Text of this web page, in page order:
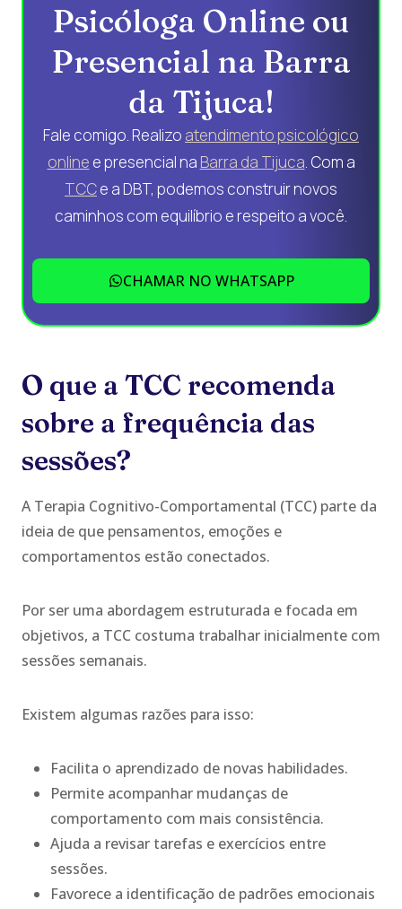
Psicóloga Online ou
Presencial na Barra
da Tijuca!
Fale comigo. Realizo atendimento psicológico
online e presencial na Barra da Tijuca . Com a
TCCe a DBT, podemos construir novos
caminhos com equilíbrio e respeito a você.
CHAMAR NO WHATSAPP
O que a TCC recomenda
sobre a frequência das
sessões?
A Terapia Cognitivo-Comportamental (TCC) parte da
ideia de que pensamentos, emoções e
comportamentos estão conectados.
Por ser uma abordagem estruturada e focada em
objetivos, a TCC costuma trabalhar inicialmente com
sessões semanais.
Existem algumas razões para isso:
Facilita o aprendizado de novas habilidades.
Permite acompanhar mudanças de
comportamento com mais consistência.
Ajuda a revisar tarefas e exercícios entre
sessões.
Favorece a identificação de padrões emocionais